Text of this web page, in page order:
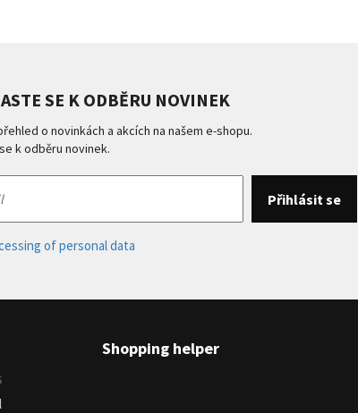
SE K ODBĚRU NOVINEK
o novinkách a akcích na našem e-shopu.
k odběru novinek.
of personal data
Shopping helper